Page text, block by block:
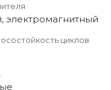
электромагнитный
циклов